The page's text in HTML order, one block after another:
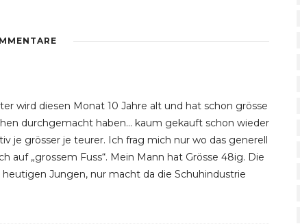
wird diesen Monat 10 Jahre alt und hat schon grösse
durchgemacht haben… kaum gekauft schon wieder
je grösser je teurer. Ich frag mich nur wo das generell
auf „grossem Fuss“. Mein Mann hat Grösse 48ig. Die
Jungen, nur macht da die Schuhindustrie